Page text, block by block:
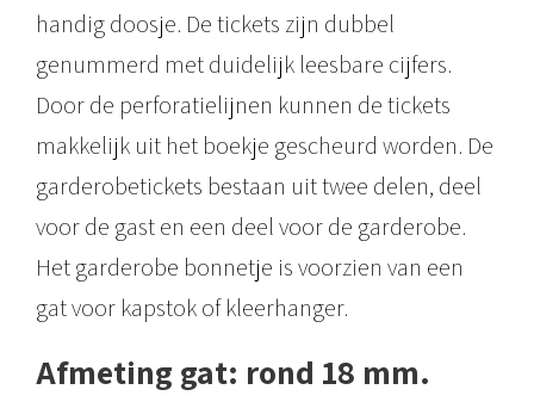
handig doosje. De tickets zijn dubbel
genummerd met duidelijk leesbare cijfers.
Door de perforatielijnen kunnen de tickets
makkelijk uit het boekje gescheurd worden. De
garderobetickets bestaan uit twee delen, deel
voor de gast en een deel voor de garderobe.
Het garderobe bonnetje is voorzien van een
gat voor kapstok of kleerhanger.
Afmeting gat: rond 18 mm.